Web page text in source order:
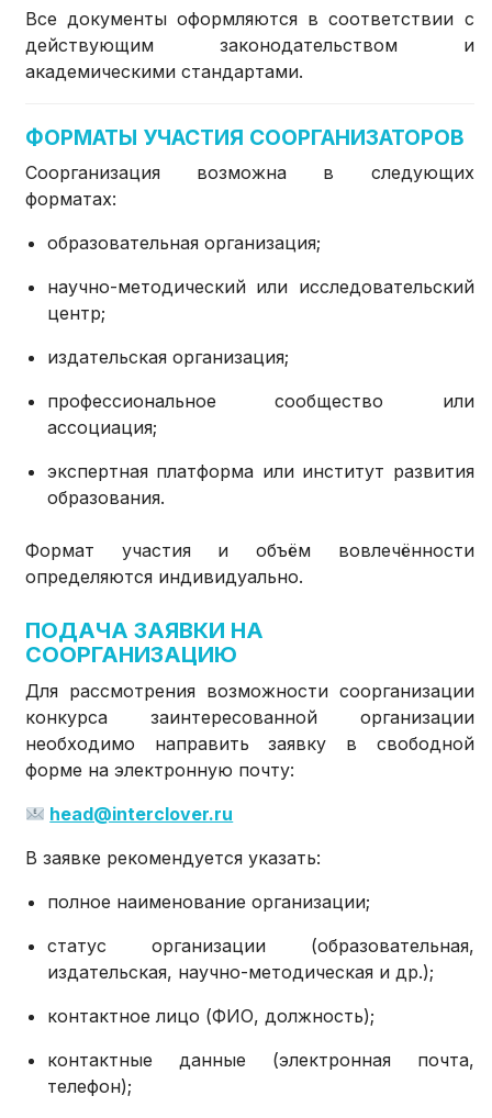
Все документы оформляются в соответствии с
действующим законодательством и
академическими стандартами.
ФОРМАТЫ УЧАСТИЯ СООРГАНИЗАТОРОВ
Соорганизация возможна в следующих
форматах:
образовательная организация;
научно-методический или исследовательский
центр;
издательская организация;
профессиональное сообщество или
ассоциация;
экспертная платформа или институт развития
образования.
Формат участия и объём вовлечённости
определяются индивидуально.
ПОДАЧА ЗАЯВКИ НА
СООРГАНИЗАЦИЮ
Для рассмотрения возможности соорганизации
конкурса заинтересованной организации
необходимо направить заявку в свободной
форме на электронную почту:
head@interclover.ru
В заявке рекомендуется указать:
полное наименование организации;
статус организации (образовательная,
издательская, научно-методическая и др.);
контактное лицо (ФИО, должность);
контактные данные (электронная почта,
телефон);